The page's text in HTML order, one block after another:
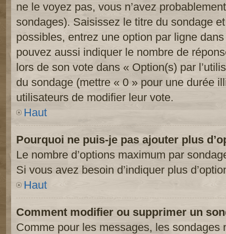
ne le voyez pas, vous n’avez
sondages). Saisissez le titre du sondage
possibles, entrez une option par ligne
pouvez aussi indiquer le nombre de
lors de son vote dans « Option(s) par
du sondage (mettre « 0 » pour une durée
utilisateurs de modifier leur vote.
Haut
Pourquoi ne puis-je pas ajouter plus
Le nombre d’options maximum par
Si vous avez besoin d’indiquer plus
Haut
Comment modifier ou supprimer un
Comme pour les messages, les sondages